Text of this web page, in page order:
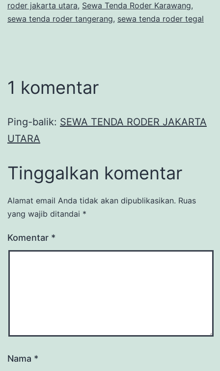
roder jakarta utara, Sewa Tenda Roder Karawang,
sewa tenda roder tangerang, sewa tenda roder tegal
1 komentar
Ping-balik: SEWA TENDA RODER JAKARTA
UTARA
Tinggalkan komentar
Alamat email Anda tidak akan dipublikasikan. Ruas
yang wajib ditandai *
Komentar *
Nama *